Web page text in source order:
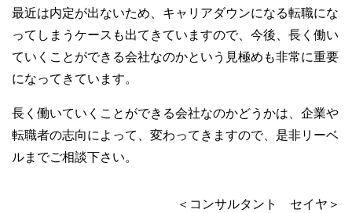
最近は内定が出ないため、キャリアダウンになる転職にな
ってしまうケースも出てきていますので、今後、長く働い
ていくことができる会社なのかという見極めも非常に重要
になってきています。
長く働いていくことができる会社なのかどうかは、企業や
転職者の志向によって、変わってきますので、是非リーベ
ルまでご相談下さい。
＜コンサルタント セイヤ＞